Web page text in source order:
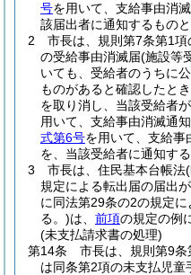
号を用いて、支給事由消
該届出者に通知するものと
2
市長は、規則第7条第1
の受給事由消滅届(施設等
いても、受給者のうちに
ものがあると確認したと
を取り消し、当該受給者
用いて、支給事由消滅通
式第6号を用いて、支給事
を、当該受給者に通知する
3
市長は、住民基本台帳法
規定による転出届の届出
に同法第29条の2の規定
る。)は、 前項の規定の例
(未支払請求書の処理)
第14条
市長は、規則第9
は同条第2項の未支払児童